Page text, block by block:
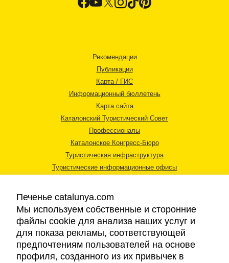
Рекомендации
Публикации
Карта / ГИС
Информационный бюллетень
Карта сайта
Каталонский Туристический Совет
Профессионалы
Каталонское Конгресс-Бюро
Туристическая инфраструктура
Туристические информационные офисы
Правовая информация
Печенье catalunya.com
Мы используем собственные и сторонние
файлы cookie для анализа наших услуг и
для показа рекламы, соответствующей
предпочтениям пользователей на основе
профиля, созданного из их привычек в